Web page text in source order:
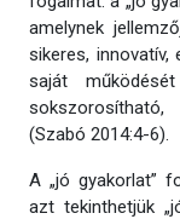
amelynek
sikeres,
saját
(Szabó 2014:4-6).
A „jó gyakorlat”
azt tekinthetjük